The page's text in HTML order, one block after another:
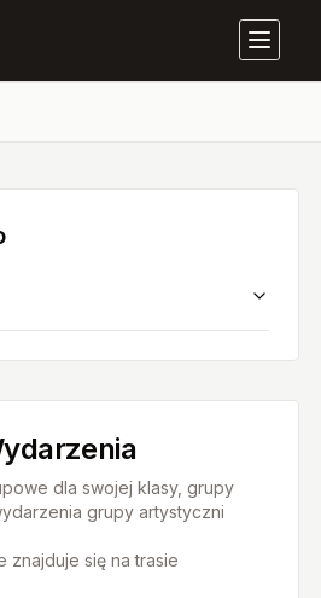
dla swojej klasy, grupy
grupy artystyczni
znajduje się na trasie